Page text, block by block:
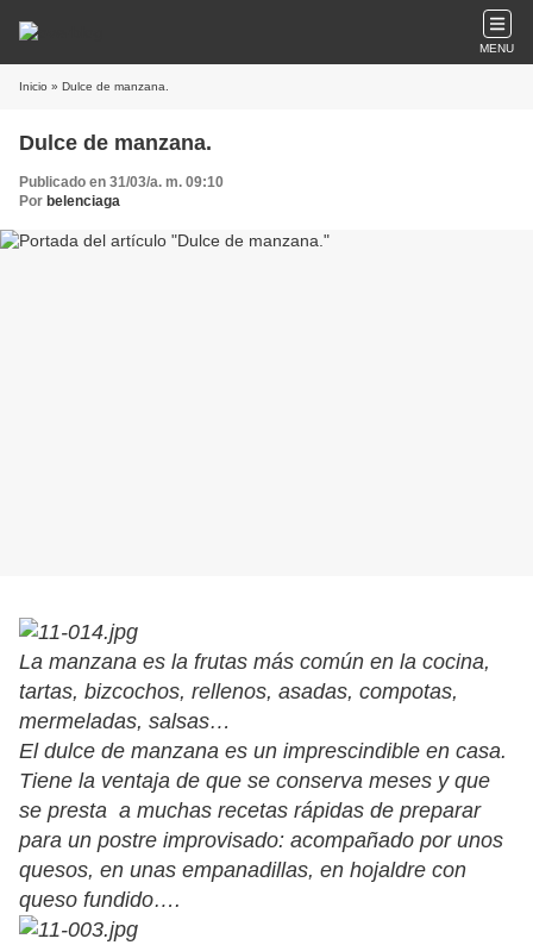
MENU
Inicio » Dulce de manzana.
Dulce de manzana.
Publicado en 31/03/a. m. 09:10
Por belenciaga
La manzana es la frutas más común en la cocina,
tartas, bizcochos, rellenos, asadas, compotas,
mermeladas, salsas…
El dulce de manzana es un imprescindible en casa.
Tiene la ventaja de que se conserva meses y que
se presta a muchas recetas rápidas de preparar
para un postre improvisado: acompañado por unos
quesos, en unas empanadillas, en hojaldre con
queso fundido….